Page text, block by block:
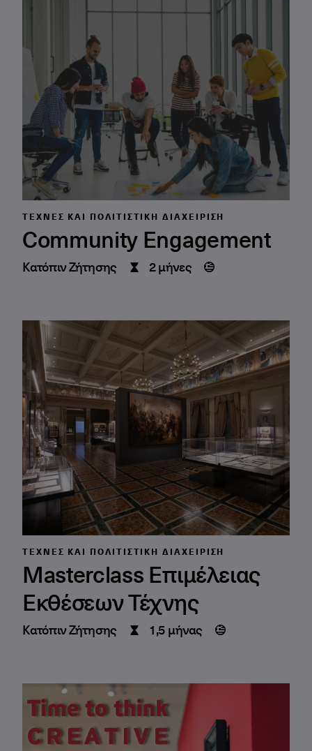
ΤΈΧΝΕΣ ΚΑΙ ΠΟΛΙΤΙΣΤΙΚΉ ΔΙΑΧΕΊΡΙΣΗ
Community Engagement
Κατόπιν Ζήτησης 2 μήνες
ΤΈΧΝΕΣ ΚΑΙ ΠΟΛΙΤΙΣΤΙΚΉ ΔΙΑΧΕΊΡΙΣΗ
Masterclass Επιμέλειας
Εκθέσεων Τέχνης
Κατόπιν Ζήτησης 1,5 μήνας